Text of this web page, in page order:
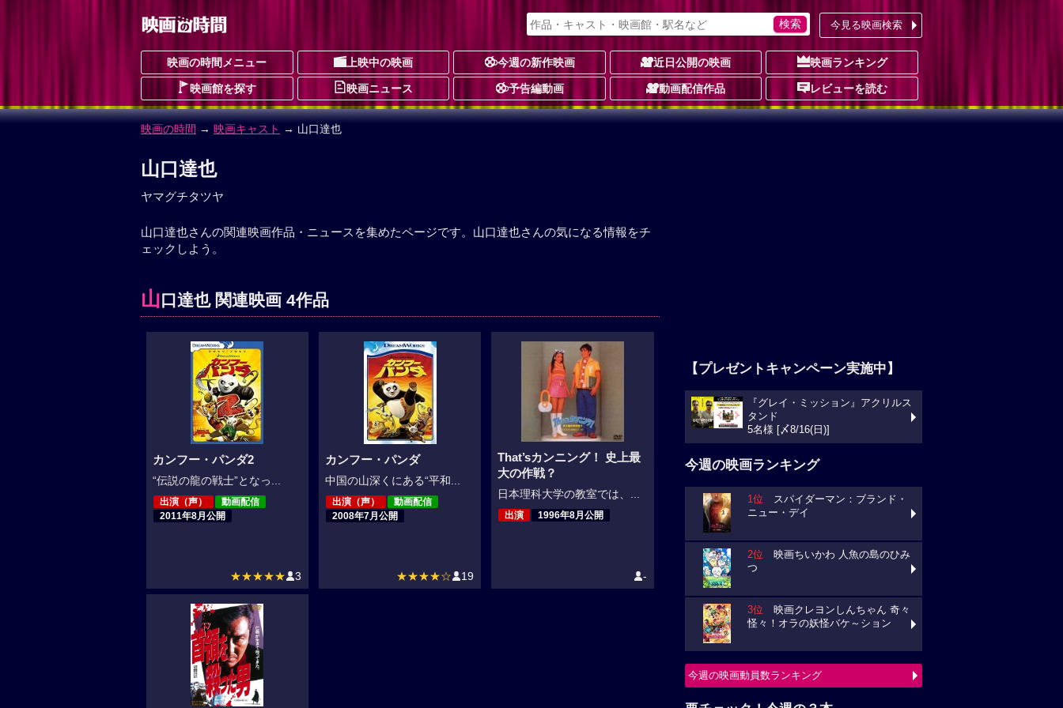
今見る映画検索
映画の時間メニュー 上映中の映画 今週の新作映画 近日公開の映画 映画ランキング
映画館を探す 映画ニュース 予告編動画 動画配信作品 レビューを読む
映画の時間 → 映画キャスト → 山口達也
山口達也
ヤマグチタツヤ
山口達也さんの関連映画作品・ニュースを集めたページです。山口達也さんの気になる情報をチ
ェックしよう。
山口達也 関連映画 4作品
カンフー・パンダ2
“伝説の龍の戦士”となっ...
出演（声）
動画配信
2011年8月公開
★★★★★ 3
カンフー・パンダ
中国の山深くにある“平和...
出演（声）
動画配信
2008年7月公開
★★★★☆ 19
That’sカンニング！ 史上最
大の作戦？
日本理科大学の教室では、...
出演 1996年8月公開
-
【プレゼントキャンペーン実施中】
『グレイ・ミッション』アクリルス
タンド
5名様 [〆8/16(日)]
今週の映画ランキング
1位 スパイダーマン：ブランド・
ニュー・デイ
2位 映画ちいかわ 人魚の島のひみ
つ
3位 映画クレヨンしんちゃん 奇々
怪々！オラの妖怪バケ～ション
今週の映画動員数ランキング